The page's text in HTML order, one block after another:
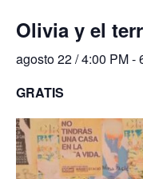
Olivia y el
agosto 22 / 4:00 PM-
GRATIS